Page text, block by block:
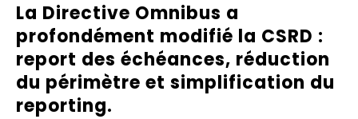
La Directive Omnibus a
profondément modifié la CSRD :
report des échéances, réduction
du périmètre et simplification du
reporting.